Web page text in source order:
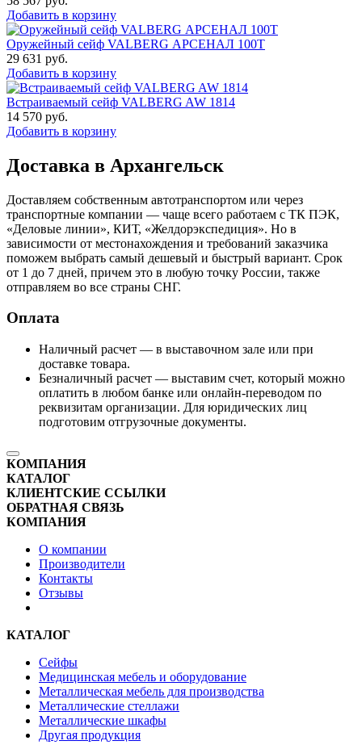
Добавить в корзину
Оружейный сейф VALBERG АРСЕНАЛ 100Т
29 631 руб.
Добавить в корзину
Встраиваемый сейф VALBERG AW 1814
14 570 руб.
Добавить в корзину
Доставка в Архангельск
Доставляем собственным автотранспортом или через
транспортные компании — чаще всего работаем с ТК ПЭК,
«Деловые линии», КИТ, «Желдорэкспедиция». Но в
зависимости от местонахождения и требований заказчика
поможем выбрать самый дешевый и быстрый вариант. Срок
от 1 до 7 дней, причем это в любую точку России, также
отправляем во все страны СНГ.
Оплата
Наличный расчет — в выставочном зале или при
доставке товара.
Безналичный расчет — выставим счет, который можно
оплатить в любом банке или онлайн-переводом по
реквизитам организации. Для юридических лиц
подготовим отгрузочные документы.
КОМПАНИЯ
КАТАЛОГ
КЛИЕНТСКИЕ ССЫЛКИ
ОБРАТНАЯ СВЯЗЬ
КОМПАНИЯ
О компании
Производители
Контакты
Отзывы
КАТАЛОГ
Сейфы
Медицинская мебель и оборудование
Металлическая мебель для производства
Металлические стеллажи
Металлические шкафы
Другая продукция